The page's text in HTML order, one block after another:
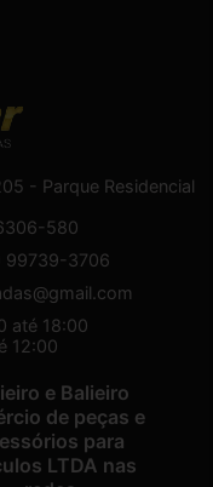
- Parque Residencial
580
99739-3706
até 18:00
12:00
e Balieiro
de peças e
para
LTDA nas